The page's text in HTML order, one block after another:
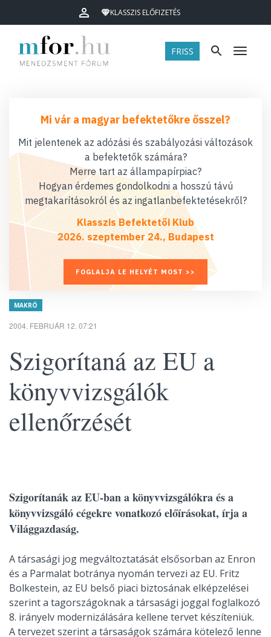
KLASSZIS ELŐFIZETÉS
FRISS Menü
Mi vár a magyar befektetőkre ősszel?
Mit jelentenek az adózási és szabályozási változások
a befektetők számára?
Merre tart az állampapírpiac?
Hogyan érdemes gondolkodni a hosszú távú
megtakarításokról és az ingatlanbefektetésekről?
Klasszis Befektetői Klub
2026. szeptember 24., Budapest
FOGLALJA LE HELYÉT MOST >>
MAKRÓ
2004. FEBRUÁR 12. 07:21
Szigorítaná az EU a
könyvvizsgálók
ellenőrzését
Szigorítanák az EU-ban a könyvvizsgálókra és a
könyvvizsgáló cégekre vonatkozó előírásokat, írja a
Világgazdaság.
A társasági jog megváltoztatását elsősorban az Enron
és a Parmalat botránya nyomán tervezi az EU. Fritz
Bolkestein, az EU belső piaci biztosának elképzelései
szerint a tagországoknak a társasági joggal foglalkozó
8. irányelv modernizálására kellene tervet készíteniük.
A tervezet szerint a társaságok számára kötelező lenne